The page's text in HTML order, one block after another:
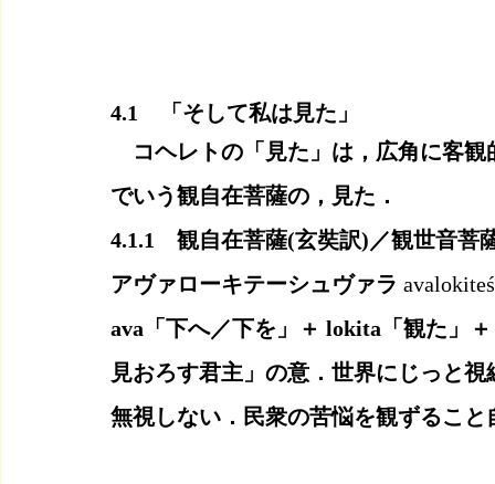
4.1　「そして私は見た」
コヘレトの「見た」は，広角に客観
でいう観自在菩薩の，見た．
4.1.1　観自在菩薩(玄奘訳)／観世音
アヴァローキテーシュヴァラ
ava「下へ／下を」＋ lokita「観た」
見おろす君主」の意．世界にじっと
無視しない．民衆の苦悩を観ずるこ